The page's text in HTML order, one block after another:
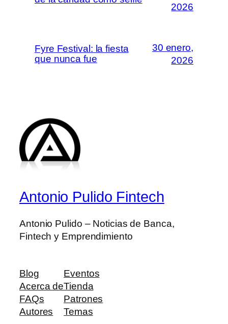
2026
Fyre Festival: la fiesta
que nunca fue
30 enero,
2026
Antonio Pulido Fintech
Antonio Pulido – Noticias de Banca,
Fintech y Emprendimiento
Blog
Acerca de
FAQs
Autores
Eventos
Tienda
Patrones
Temas